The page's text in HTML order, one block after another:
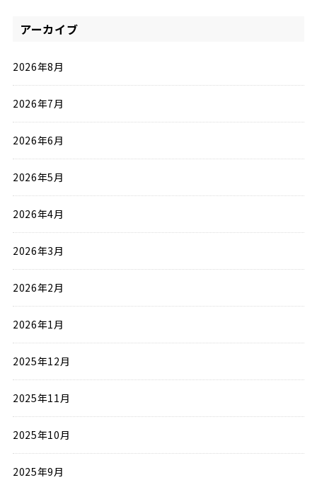
アーカイブ
2026年8月
2026年7月
2026年6月
2026年5月
2026年4月
2026年3月
2026年2月
2026年1月
2025年12月
2025年11月
2025年10月
2025年9月